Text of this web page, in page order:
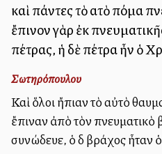
καὶ πάντες τὸ αὐτὸ πόμα
ἔπινον γὰρ ἐκ
πέτρας, ἡ δὲ πέτρα ἦν ὁ
Σωτηρόπουλου
Καὶ ὅλοι ἤπιαν τὸ αὐτὸ
ἔπιναν ἀπὸ τὸν πνευματικὸ
συνώδευε, ὁ δὲ βράχος ἦταν